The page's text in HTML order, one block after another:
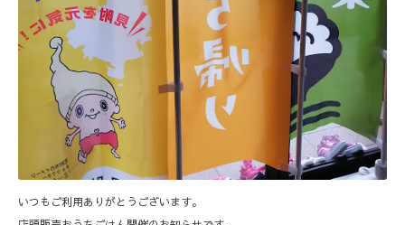
いつもご利用ありがとうございます。